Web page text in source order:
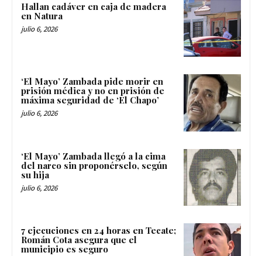
Hallan cadáver en caja de madera
en Natura
julio 6, 2026
‘El Mayo’ Zambada pide morir en
prisión médica y no en prisión de
máxima seguridad de ‘El Chapo’
julio 6, 2026
‘El Mayo’ Zambada llegó a la cima
del narco sin proponérselo, según
su hija
julio 6, 2026
7 ejecuciones en 24 horas en Tecate;
Román Cota asegura que el
municipio es seguro